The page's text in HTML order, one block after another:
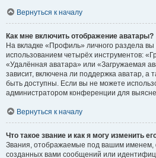
Вернуться к началу
Как мне включить отображение аватары?
На вкладке «Профиль» личного раздела
использованием четырёх инструментов:
«Удалённая аватара» или «Загружаемая
зависит, включена ли поддержка аватар, а
быть доступны. Если вы не можете
администратором конференции для
Вернуться к началу
Что такое звание и как я могу изменить
Звания, отображаемые под вашим именем,
созданных вами сообщений или